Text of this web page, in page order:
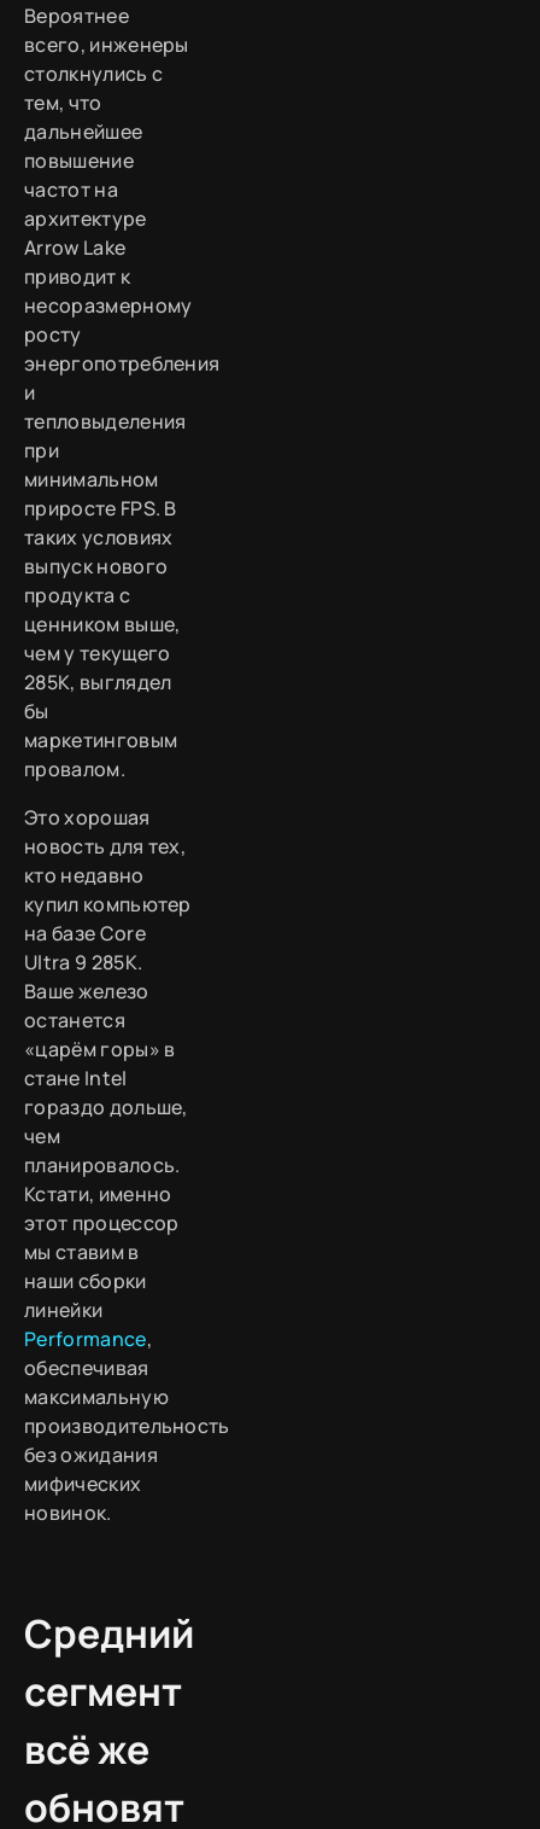
Вероятнее
всего, инженеры
столкнулись с
тем, что
дальнейшее
повышение
частот на
архитектуре
Arrow Lake
приводит к
несоразмерному
росту
энергопотребления
и
тепловыделения
при
минимальном
приросте FPS. В
таких условиях
выпуск нового
продукта с
ценником выше,
чем у текущего
285K, выглядел
бы
маркетинговым
провалом.
Это хорошая
новость для тех,
кто недавно
купил компьютер
на базе Core
Ultra 9 285K.
Ваше железо
останется
«царём горы» в
стане Intel
гораздо дольше,
чем
планировалось.
Кстати, именно
этот процессор
мы ставим в
наши сборки
линейки
Performance,
обеспечивая
максимальную
производительность
без ожидания
мифических
новинок.
Средний
сегмент
всё же
обновят